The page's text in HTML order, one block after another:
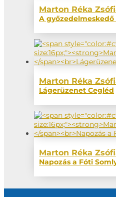
Marton Réka
A
Marton Réka
Lágerüzenet Cegléd
Marton Réka
Napozás a Fóti